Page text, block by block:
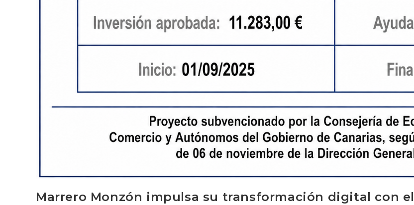
Marrero Monzón impulsa su transformación digital con el